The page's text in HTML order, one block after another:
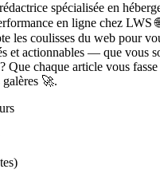
spécialisée en
en ligne chez LWS
les coulisses du web pour
et actionnables — que vous
Que chaque article vous
🚀.